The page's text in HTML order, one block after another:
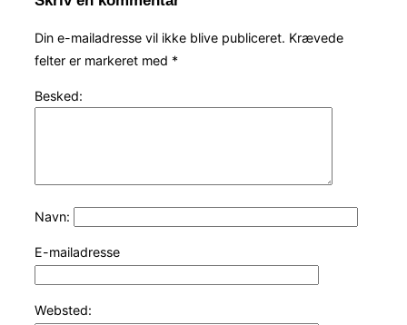
Din e-mailadresse vil ikke blive publiceret. Krævede
felter er markeret med *
Besked:
Navn:
E-mailadresse
Websted: